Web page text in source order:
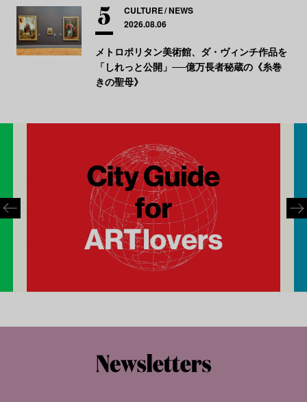
CULTURE NEWS
2026.08.06
メトロポリタン美術館、ダ・ヴィンチ作品を
「しれっと公開」──億万長者秘蔵の《糸巻
きの聖母》